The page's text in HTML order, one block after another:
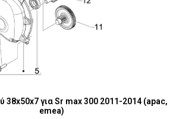
38x50x7 για Sr max 300 2011-2014 (apac,
emea)